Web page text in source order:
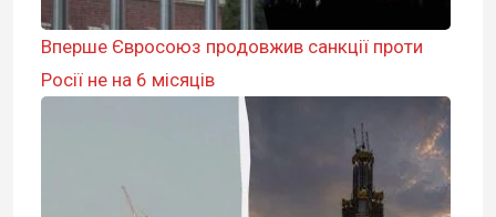
Вперше Євросоюз продовжив санкції проти
Росії не на 6 місяців